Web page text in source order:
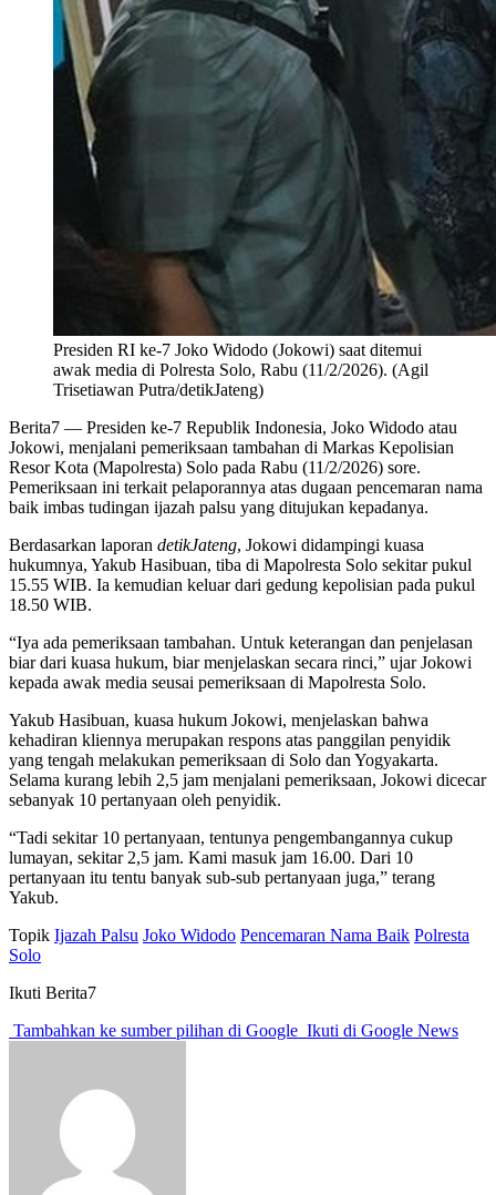
Presiden RI ke-7 Joko Widodo (Jokowi) saat ditemui
awak media di Polresta Solo, Rabu (11/2/2026). (Agil
Trisetiawan Putra/detikJateng)
Berita7 — Presiden ke-7 Republik Indonesia, Joko Widodo atau
Jokowi, menjalani pemeriksaan tambahan di Markas Kepolisian
Resor Kota (Mapolresta) Solo pada Rabu (11/2/2026) sore.
Pemeriksaan ini terkait pelaporannya atas dugaan pencemaran nama
baik imbas tudingan ijazah palsu yang ditujukan kepadanya.
Berdasarkan laporan detikJateng, Jokowi didampingi kuasa
hukumnya, Yakub Hasibuan, tiba di Mapolresta Solo sekitar pukul
15.55 WIB. Ia kemudian keluar dari gedung kepolisian pada pukul
18.50 WIB.
“Iya ada pemeriksaan tambahan. Untuk keterangan dan penjelasan
biar dari kuasa hukum, biar menjelaskan secara rinci,” ujar Jokowi
kepada awak media seusai pemeriksaan di Mapolresta Solo.
Yakub Hasibuan, kuasa hukum Jokowi, menjelaskan bahwa
kehadiran kliennya merupakan respons atas panggilan penyidik
yang tengah melakukan pemeriksaan di Solo dan Yogyakarta.
Selama kurang lebih 2,5 jam menjalani pemeriksaan, Jokowi dicecar
sebanyak 10 pertanyaan oleh penyidik.
“Tadi sekitar 10 pertanyaan, tentunya pengembangannya cukup
lumayan, sekitar 2,5 jam. Kami masuk jam 16.00. Dari 10
pertanyaan itu tentu banyak sub-sub pertanyaan juga,” terang
Yakub.
Topik Ijazah Palsu Joko Widodo Pencemaran Nama Baik Polresta
Solo
Ikuti Berita7
Tambahkan ke sumber pilihan di Google Ikuti di Google News